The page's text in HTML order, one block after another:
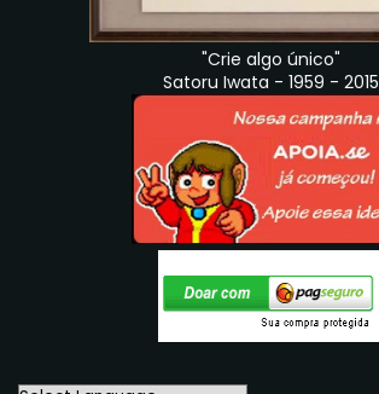
"Crie algo único"
Satoru Iwata - 1959 - 2015